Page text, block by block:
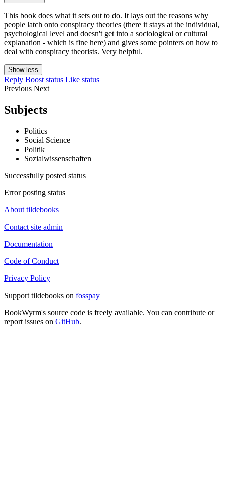
This book does what it sets out to do. It lays out the reasons why
people latch onto conspiracy theories (there it stays at the individual,
psychological level and doesn't get into a sociological or cultural
explanation - which is fine here) and gives some pointers on how to
deal with conspiracy theorists. Very helpful.
Show less
Reply Boost status Like status
Previous Next
Subjects
Politics
Social Science
Politik
Sozialwissenschaften
Successfully posted status
Error posting status
About tildebooks
Contact site admin
Documentation
Code of Conduct
Privacy Policy
Support tildebooks on fosspay
BookWyrm's source code is freely available. You can contribute or
report issues on GitHub.